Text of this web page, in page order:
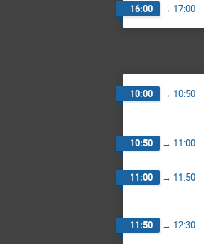
16:00 → 17:00
10:00 → 10:50
10:50 → 11:00
11:00 → 11:50
11:50 → 12:30